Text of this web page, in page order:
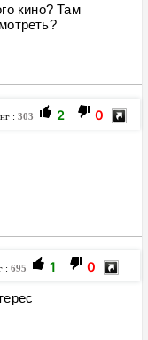
кино? Там
: 303 2 0
: 695 1 0